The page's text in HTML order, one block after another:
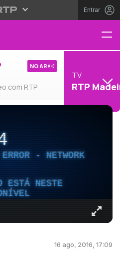
Entrar
com RTP
NO AR
TV
RTP
- NETWORK
ESTÁ NESTE
16 ago, 2016, 17:09